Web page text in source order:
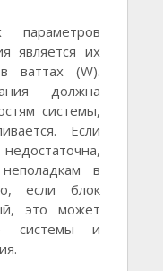
является их
ваттах (W).
должна
системы,
Если
в
если блок
это может
системы и